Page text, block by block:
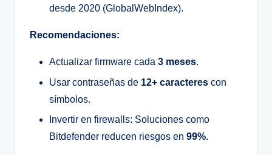
desde 2020 (GlobalWebIndex).
Recomendaciones:
Actualizar firmware cada 3 meses.
Usar contraseñas de 12+ caracteres con
símbolos.
Invertir en firewalls: Soluciones como
Bitdefender reducen riesgos en 99%.